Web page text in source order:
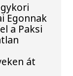
Egonnak
a Paksi
át